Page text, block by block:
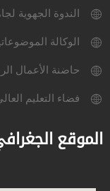
الندوة الجهوية
الوكالة
حاضنة الأعمال
فضاء التعليم
الموقع